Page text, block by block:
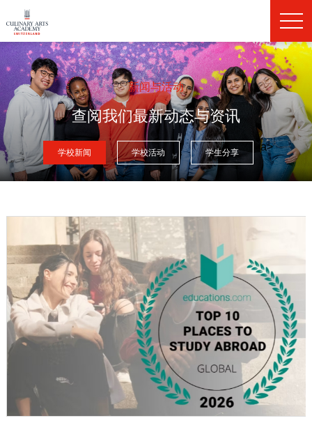
新闻与活动
查阅我们最新动态与资讯
学校新闻 学校活动 学生分享 a>